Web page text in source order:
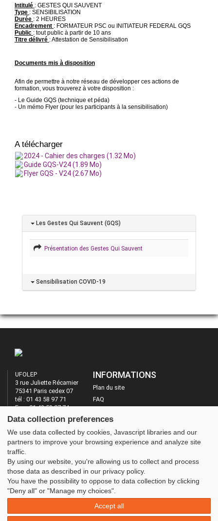
Intitulé : GESTES QUI SAUVENT
Type : SENSIBILISATION
Durée : 2 HEURES
Encadrement : FORMATEUR PSC ou INITIATEUR FEDERAL GQS
Public : tout public à partir de 10 ans
Titre délivré : Attestation de Sensibilisation
Documents mis à disposition
Afin de permettre à notre réseau de développer ces actions de
formation, vous trouverez à votre disposition :
- Le Guide GQS (technique et péda)
- Un mémo Flyer (pour les participants à la sensibilisation)
A télécharger
2024 - Cahier des charges (1.32 Mo)
Guide GQS-V24 (1.89 Mo)
Flyer GQS - V24 (2.67 Mo)
Les Gestes Qui Sauvent (GQS)
Présentation des Gestes Qui Sauvent
Sensibilisation COVID-19
UFOLEP
3 rue Juliette Récamier
75341 Paris cedex 07
tél : 01 43 58 97 71
Fax : 01 43 58 97 74
INFORMATIONS
Plan du site
FAQ
Administration
LES SITES DE L'UFOLEP
Guide Asso
Communication Asso
Inscriptions évènements
Data collection preferences
We use data collected by cookies, Javascript libraries and our
partners to improve your browsing experience and analyze site
traffic.
By using our website, you're allowing us to collect and process
those data as described in our privacy policy.
You have the possibility to oppose to data collection by clicking
"Deny all" or "Manage my choices".
Accept all